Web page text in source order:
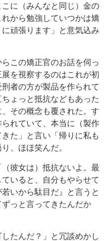
に（みんなと同じ）金の
から勉強していつかは矯
頑張ります」と意気込み
この矯正官のお話を伺っ
を視察するのはこれが初
者の方が製品を作られて
ょっと抵抗などもあった
その概念も覆された。す
れていて、本当に（製作
た」と言い「帰りに私も
、ほほ笑んだ。
彼女は）抵抗ないよ。最
いると、自分もやらせて
いから駄目だ』と言うと
ずっと言ってきたんだか
たんだ？」と冗談めかし